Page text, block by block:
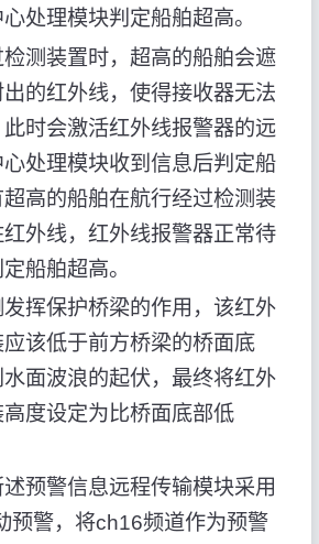
处理模块判定船舶超高。
测装置时，超高的船舶会遮
的红外线，使得接收器无法
时会激活红外线报警器的远
处理模块收到信息后判定船
高的船舶在航行经过检测装
外线，红外线报警器正常待
船舶超高。
挥保护桥梁的作用，该红外
该低于前方桥梁的桥面底
面波浪的起伏，最终将红外
度设定为比桥面底部低
预警信息远程传输模块采用
预警，将ch16频道作为预警